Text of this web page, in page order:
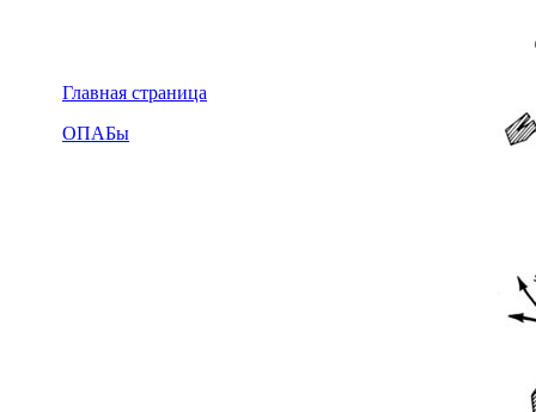
Главная страница
ОПАБы